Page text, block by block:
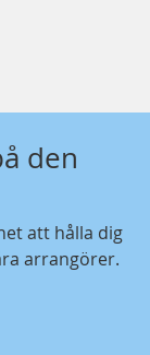
den
att hålla dig
arrangörer.